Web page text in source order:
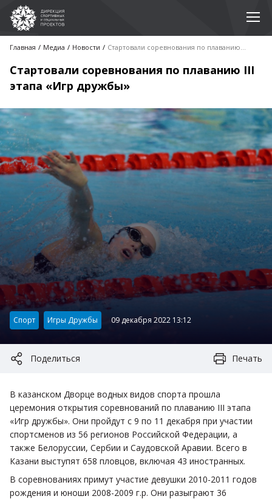
Главная Медиа Новости Стартовали соревнования по плаванию III этапа «Игр дружбы»
Стартовали соревнования по плаванию III
этапа «Игр дружбы»
Категория:
Спорт Игры Дружбы 09 декабря 2022 13:12
Поделиться Печать
В казанском Дворце водных видов спорта прошла
церемония открытия соревнований по плаванию III этапа
«Игр дружбы». Они пройдут с 9 по 11 декабря при участии
спортсменов из 56 регионов Российской Федерации, а
также Белоруссии, Сербии и Саудовской Аравии. Всего в
Казани выступят 658 пловцов, включая 43 иностранных.
В соревнованиях примут участие девушки 2010-2011 годов
рождения и юноши 2008-2009 г.р. Они разыграют 36